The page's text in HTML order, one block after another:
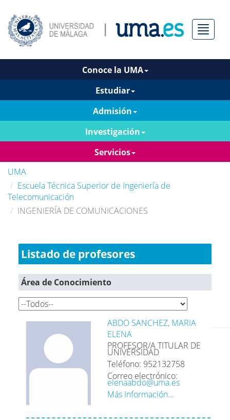
Menú
Conoce la UMA
Estudiar
Admisión
Investigación
Servicios
UMA
Escuela Técnica Superior de Ingeniería de
Telecomunicación
INGENIERÍA DE COMUNICACIONES
Listado de profesores
Área de Conocimiento
ABDO SANCHEZ, MARIA
ELENA
PROFESOR/A TITULAR DE
UNIVERSIDAD
Teléfono: 952132758
Correo electrónico:
elenaabdo@uma.es
Más Información...